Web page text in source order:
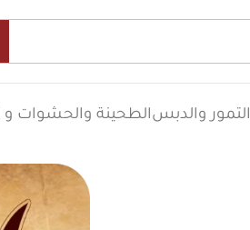
التمور والدبسالطحينة والحشوات و